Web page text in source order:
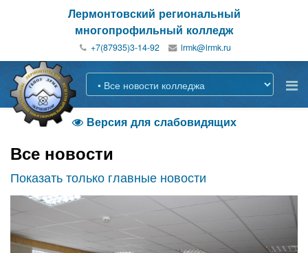
Лермонтовский региональный
многопрофильный колледж
+7(87935)3-14-92
Версия для слабовидящих
Все новости
Показать только главные новости